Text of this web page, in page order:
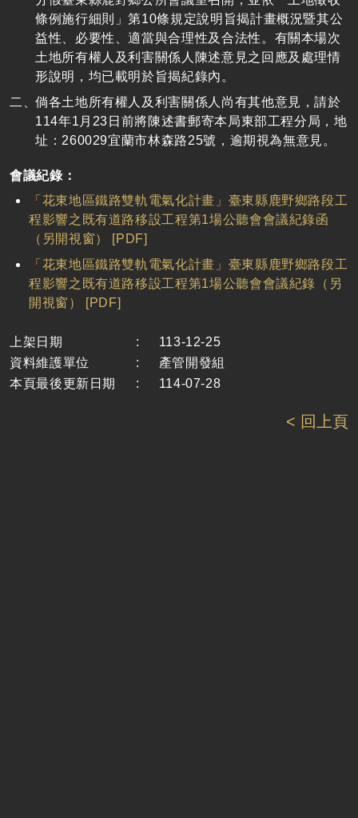
條例施行細則」第10條規定說明旨揭計畫概況暨其公
益性、必要性、適當與合理性及合法性。有關本場次
土地所有權人及利害關係人陳述意見之回應及處理情
形說明，均已載明於旨揭紀錄內。
倘各土地所有權人及利害關係人尚有其他意見，請於
114年1月23日前將陳述書郵寄本局東部工程分局，地
址：260029宜蘭市林森路25號，逾期視為無意見。
會議紀錄：
「花東地區鐵路雙軌電氣化計畫」臺東縣鹿野鄉路段工
程影響之既有道路移設工程第1場公聽會會議紀錄函
（另開視窗） [PDF]
「花東地區鐵路雙軌電氣化計畫」臺東縣鹿野鄉路段工
程影響之既有道路移設工程第1場公聽會會議紀錄（另
開視窗） [PDF]
上架日期 :
113-12-25
資料維護單位
:
產管開發組
本頁最後更新日期
: 114-07-28
< 回上頁